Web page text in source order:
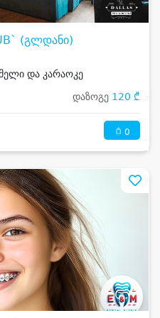
(გლდანი)
და კარაოკე
დაზოგე 120 ₾
0